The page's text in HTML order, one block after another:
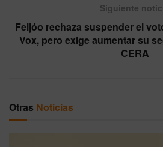
Siguiente
Feijóo rechaza suspender el
Vox, pero exige aumentar su
CERA
Otras Noticias